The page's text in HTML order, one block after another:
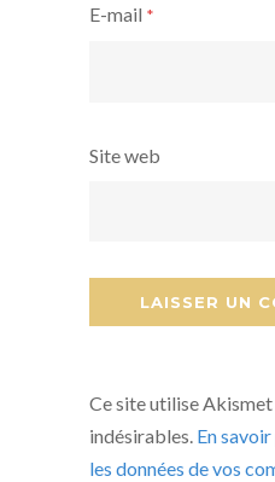
E-mail *
Site web
Ce site utilise
indésirables. En
les données de vos